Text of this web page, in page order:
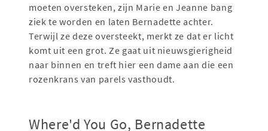
moeten oversteken, zijn Marie en Jeanne bang
ziek te worden en laten Bernadette achter.
Terwijl ze deze oversteekt, merkt ze dat er licht
komt uit een grot. Ze gaat uit nieuwsgierigheid
naar binnen en treft hier een dame aan die een
rozenkrans van parels vasthoudt.
Where'd You Go, Bernadette